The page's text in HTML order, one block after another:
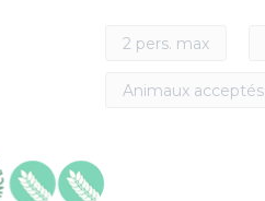
2 pers. max
Animaux acceptés